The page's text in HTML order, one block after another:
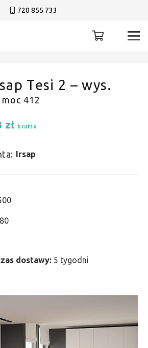
720 855 733
Tesi 2 – wys.
412
zł brutto
Irsap
dostawy: 5 tygodni